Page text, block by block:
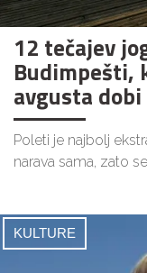
12 tečajev
Budimpešti,
avgusta
Poleti je najbolj
narava sama, zato
KULTURE